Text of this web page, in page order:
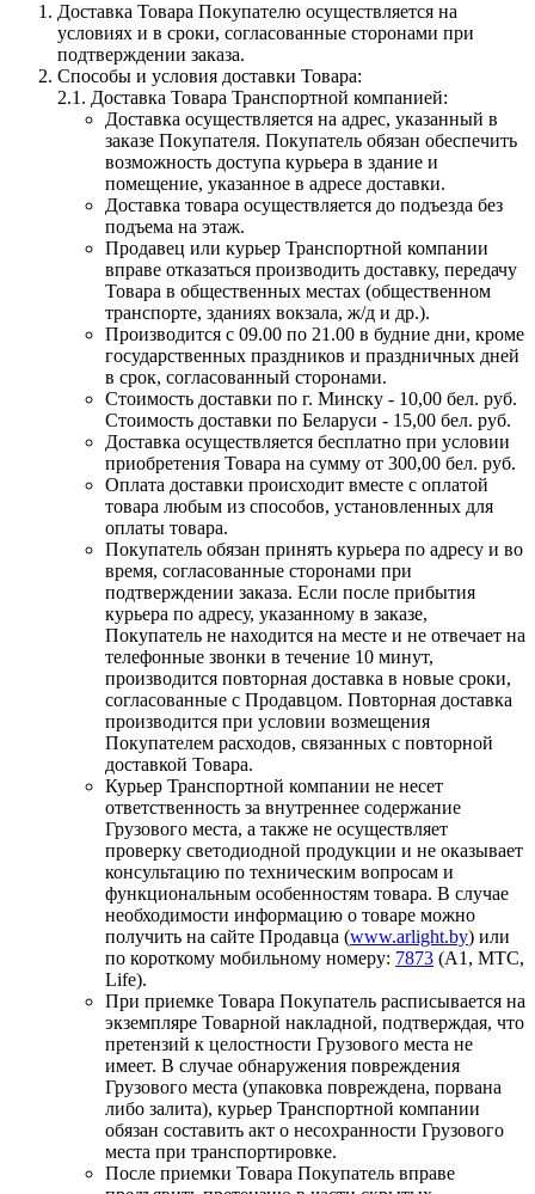
Доставка Товара Покупателю осуществляется на
условиях и в сроки, согласованные сторонами при
подтверждении заказа.
Способы и условия доставки Товара:
2.1. Доставка Товара Транспортной компанией:
Доставка осуществляется на адрес, указанный в
заказе Покупателя. Покупатель обязан обеспечить
возможность доступа курьера в здание и
помещение, указанное в адресе доставки.
Доставка товара осуществляется до подъезда без
подъема на этаж.
Продавец или курьер Транспортной компании
вправе отказаться производить доставку, передачу
Товара в общественных местах (общественном
транспорте, зданиях вокзала, ж/д и др.).
Производится с 09.00 по 21.00 в будние дни, кроме
государственных праздников и праздничных дней
в срок, согласованный сторонами.
Стоимость доставки по г. Минску - 10,00 бел. руб.
Стоимость доставки по Беларуси - 15,00 бел. руб.
Доставка осуществляется бесплатно при условии
приобретения Товара на сумму от 300,00 бел. руб.
Оплата доставки происходит вместе с оплатой
товара любым из способов, установленных для
оплаты товара.
Покупатель обязан принять курьера по адресу и во
время, согласованные сторонами при
подтверждении заказа. Если после прибытия
курьера по адресу, указанному в заказе,
Покупатель не находится на месте и не отвечает на
телефонные звонки в течение 10 минут,
производится повторная доставка в новые сроки,
согласованные с Продавцом. Повторная доставка
производится при условии возмещения
Покупателем расходов, связанных с повторной
доставкой Товара.
Курьер Транспортной компании не несет
ответственность за внутреннее содержание
Грузового места, а также не осуществляет
проверку светодиодной продукции и не оказывает
консультацию по техническим вопросам и
функциональным особенностям товара. В случае
необходимости информацию о товаре можно
получить на сайте Продавца (www.arlight.by) или
по короткому мобильному номеру: 7873 (А1, МТС,
Life).
При приемке Товара Покупатель расписывается на
экземпляре Товарной накладной, подтверждая, что
претензий к целостности Грузового места не
имеет. В случае обнаружения повреждения
Грузового места (упаковка повреждена, порвана
либо залита), курьер Транспортной компании
обязан составить акт о несохранности Грузового
места при транспортировке.
После приемки Товара Покупатель вправе